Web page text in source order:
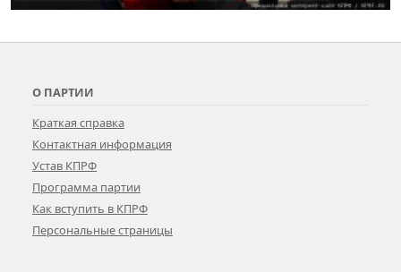
О ПАРТИИ
Краткая справка
Контактная информация
Устав КПРФ
Программа партии
Как вступить в КПРФ
Персональные страницы